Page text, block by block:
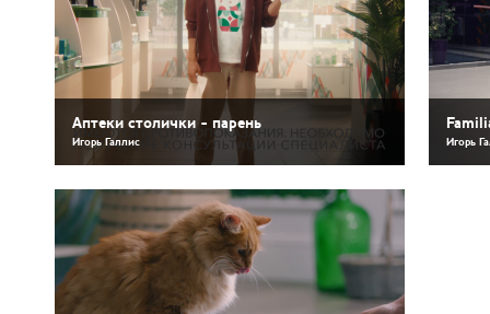
Аптеки столички - парень
Игорь Галлис Игорь